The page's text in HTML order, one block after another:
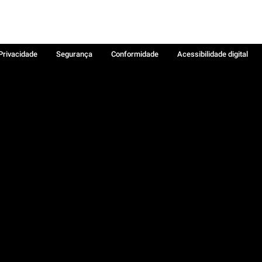
Segurança Conformidade
Acessibilidade digital